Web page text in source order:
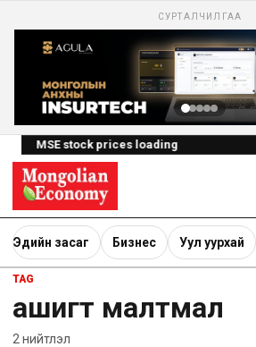
СУРТАЛЧИЛГАА
MSE stock prices loading
Эдийн засаг Бизнес Уул уурхай
TAG
ашигт малтмал
2 нийтлэл